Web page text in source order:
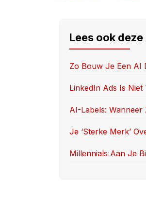
e
b
o
o
o
d
o
n
e
Lees ook
Zo Bouw Je Een AI
LinkedIn Ads Is
AI-Labels: Wanneer
Je ‘sterke Merk’
Millennials Aan Je